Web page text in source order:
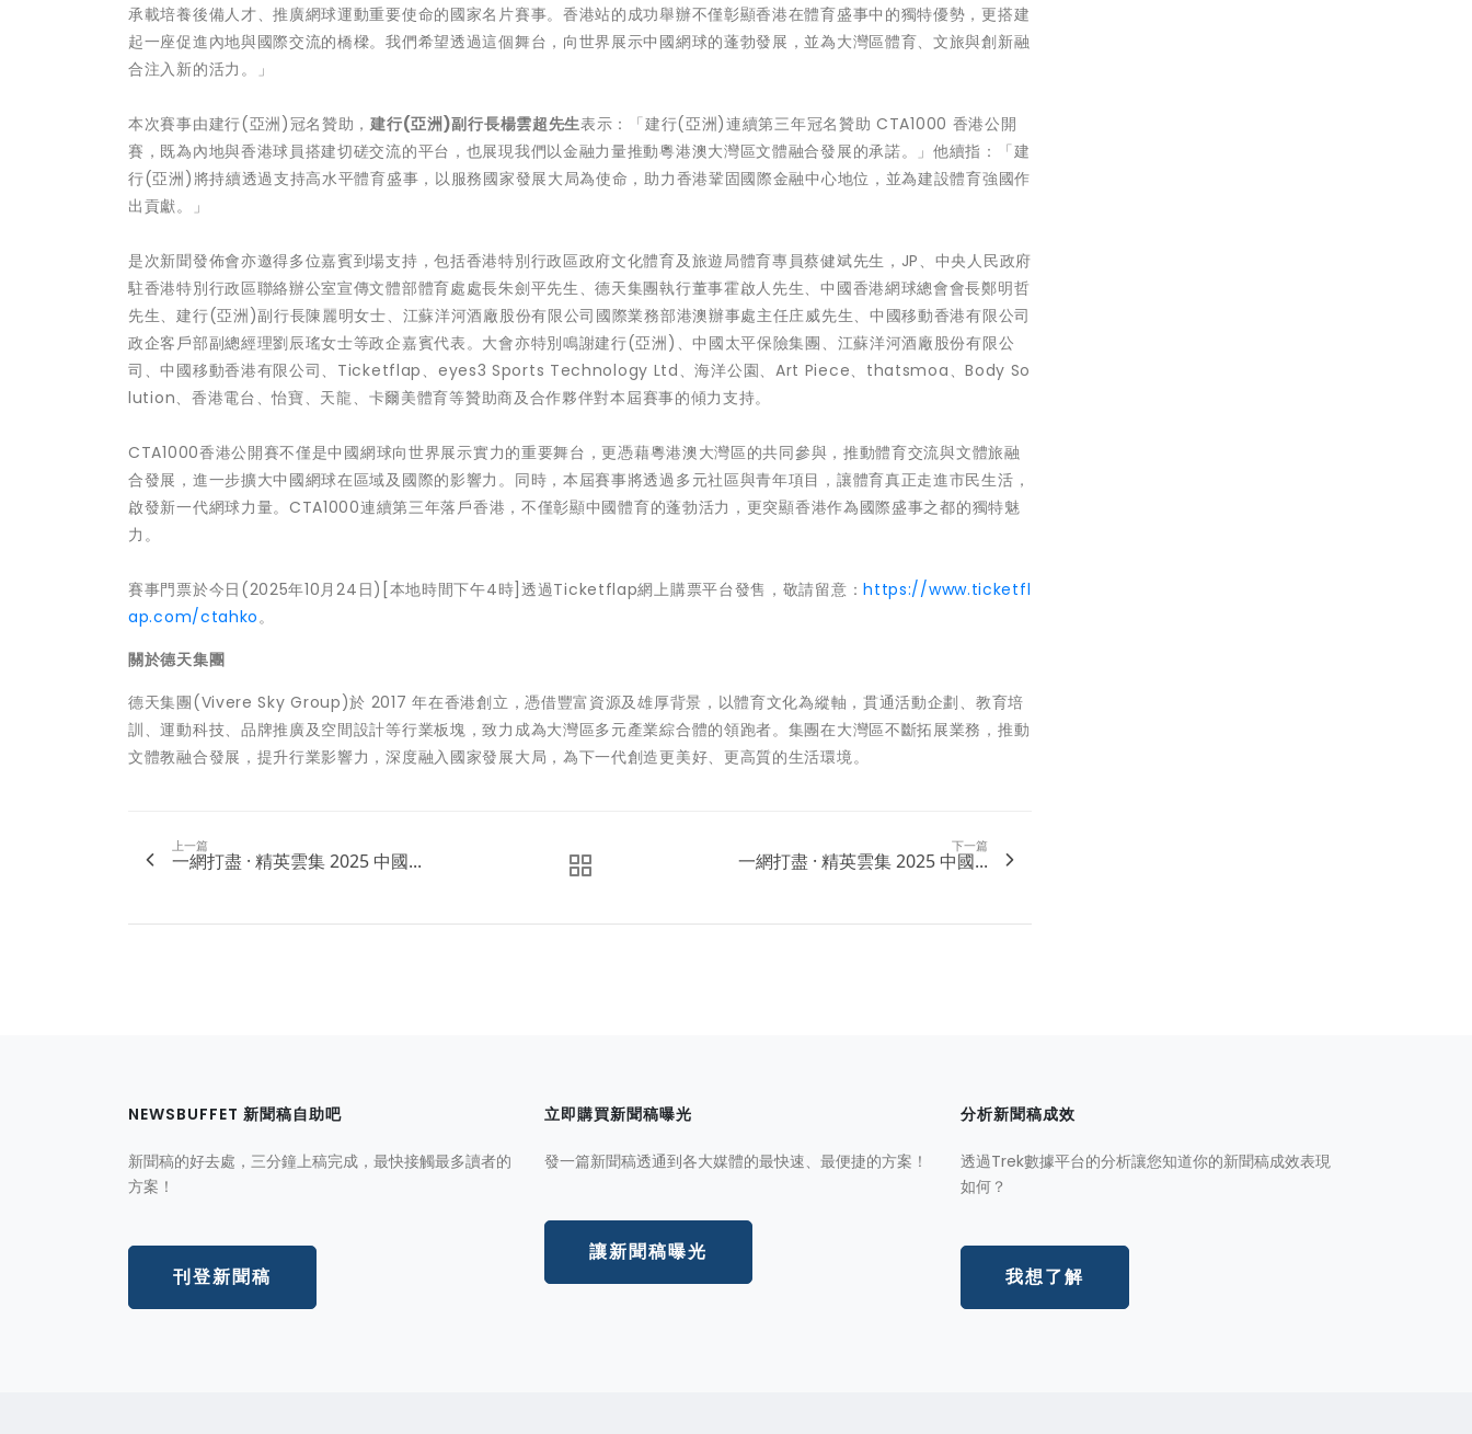
承載培養後備人才、推廣網球運動重要使命的國家名片賽事。香港站的成功舉辦不僅彰顯香港在體育盛事中的獨特優勢，更搭建
起一座促進內地與國際交流的橋樑。我們希望透過這個舞台，向世界展示中國網球的蓬勃發展，並為大灣區體育、文旅與創新融
合注入新的活力。」
本次賽事由建行(亞洲)冠名贊助，建行(亞洲 )副行長楊雲超先生表示：「建行(亞洲)連續第三年冠名贊助 CTA1000 香港公開
賽，既為內地與香港球員搭建切磋交流的平台，也展現我們以金融力量推動粵港澳大灣區文體融合發展的承諾。」他續指：「建
行(亞洲)將持續透過支持高水平體育盛事，以服務國家發展大局為使命，助力香港鞏固國際金融中心地位，並為建設體育強國作
出貢獻。」
是次新聞發佈會亦邀得多位嘉賓到場支持，包括香港特別行政區政府文化體育及旅遊局體育專員蔡健斌先生，JP、中央人民政府
駐香港特別行政區聯絡辦公室宣傳文體部體育處處長朱劍平先生、德天集團執行董事霍啟人先生、中國香港網球總會會長鄭明哲
先生、建行(亞洲)副行長陳麗明女士、江蘇洋河酒廠股份有限公司國際業務部港澳辦事處主任庄威先生、中國移動香港有限公司
政企客戶部副總經理劉辰瑤女士等政企嘉賓代表。大會亦特別鳴謝建行(亞洲)、中國太平保險集團、江蘇洋河酒廠股份有限公
司、中國移動香港有限公司、Ticketflap、eyes3 Sports Technology Ltd​、海洋公園、Art Piece、thatsmoa、Body So
lution、香港電台、怡寶、天龍、卡爾美體育等贊助商及合作夥伴對本屆賽事的傾力支持。
CTA1000香港公開賽不僅是中國網球向世界展示實力的重要舞台，更憑藉粵港澳大灣區的共同參與，推動體育交流與文體旅融
合發展，進一步擴大中國網球在區域及國際的影響力。同時，本屆賽事將透過多元社區與青年項目，讓體育真正走進市民生活，
啟發新一代網球力量。CTA1000連續第三年落戶香港，不僅彰顯中國體育的蓬勃活力，更突顯香港作為國際盛事之都的獨特魅
力。
賽事門票於今日(2025年10月24日)[本地時間下午4時]透過Ticketflap網上購票平台發售，敬請留意：https://www.ticketfl
ap.com/ctahko。
關於德天集團
德天集團(Vivere Sky Group)於 2017 年在香港創立，憑借豐富資源及雄厚背景，以體育文化為縱軸，貫通活動企劃、教育培
訓、運動科技、品牌推廣及空間設計等行業板塊，致力成為大灣區多元產業綜合體的領跑者。集團在大灣區不斷拓展業務，推動
文體教融合發展，提升行業影響力，深度融入國家發展大局，為下一代創造更美好、更高質的生活環境。
上一篇
一網打盡 · 精英雲集 2025 中國...
下一篇
一網打盡 · 精英雲集 2025 中國...
NEWSBUFFET 新聞稿自助吧
新聞稿的好去處，三分鐘上稿完成，最快接觸最多讀者的
方案！
刊登新聞稿
立即購買新聞稿曝光
發一篇新聞稿透通到各大媒體的最快速、最便捷的方案！
讓新聞稿曝光
分析新聞稿成效
透過Trek數據平台的分析讓您知道你的新聞稿成效表現
如何？
我想了解